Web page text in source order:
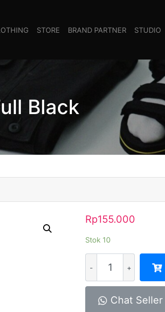
STORE BRAND PARTNER STUDIO
Black
Rp155.000
Stok 10
Hat
Polo
Caps
Flips
Chat Seller